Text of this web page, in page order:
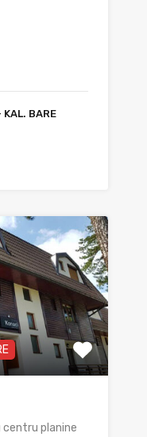
BARE
centru planine